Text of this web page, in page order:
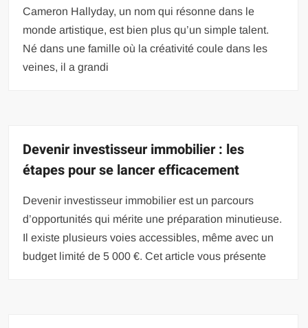
Cameron Hallyday, un nom qui résonne dans le
monde artistique, est bien plus qu’un simple talent.
Né dans une famille où la créativité coule dans les
veines, il a grandi
Devenir investisseur immobilier : les
étapes pour se lancer efficacement
Devenir investisseur immobilier est un parcours
d’opportunités qui mérite une préparation minutieuse.
Il existe plusieurs voies accessibles, même avec un
budget limité de 5 000 €. Cet article vous présente